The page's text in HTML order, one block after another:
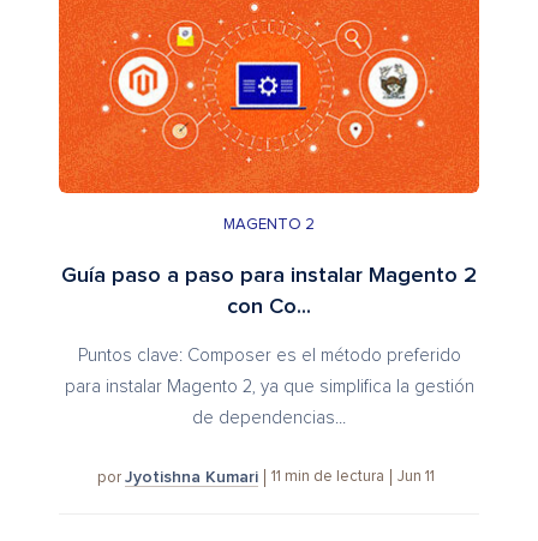
MAGENTO 2
Guía paso a paso para instalar Magento 2
con Co...
Puntos clave: Composer es el método preferido
para instalar Magento 2, ya que simplifica la gestión
de dependencias...
por Jyotishna Kumari 11 min de lectura Jun 11